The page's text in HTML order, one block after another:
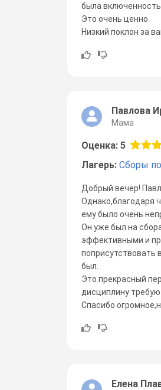
была
Это очень ценно
Низкий поклон за
Павлова
Мама
Оценка: 5
Лагерь: Сборы
Добрый вечер!
Однако,благодаря
ему было очень
Он уже был на
эффективными и
поприсутствовать
был.
Это прекрасный
дисциплину
Спасибо
Елена